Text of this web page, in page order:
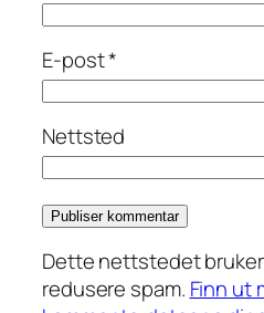
E-post*
Nettsted
Dette nettstedet
redusere spam. Finn ut